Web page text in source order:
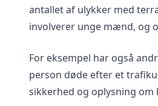
antallet af ulykker med
involverer unge mænd, og
For eksempel har også
person døde efter et
sikkerhed og oplysning